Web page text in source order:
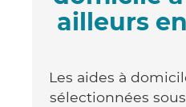
ailleurs
Les aides à
sélectionnées